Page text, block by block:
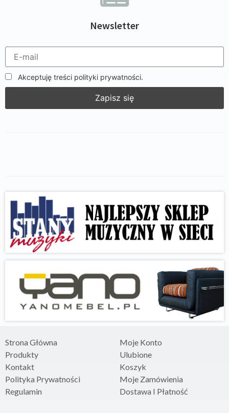
Newsletter
Akceptuję treści polityki prywatności.
Strona Główna
Produkty
Kontakt
Polityka Prywatności
Regulamin
Moje Konto
Ulubione
Koszyk
Moje Zamówienia
Dostawa I Płatność